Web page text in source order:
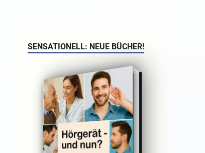
SENSATIONELL: NEUE BÜCHER!